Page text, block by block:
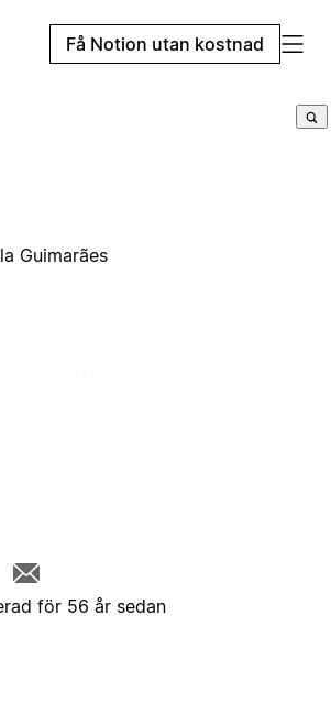
Få Notion utan kostnad
Guimarães
för 56 år sedan